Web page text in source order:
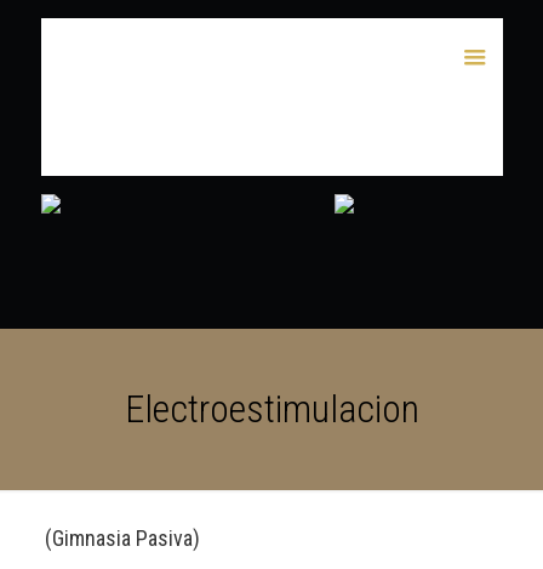
Electroestimulacion
(Gimnasia Pasiva)